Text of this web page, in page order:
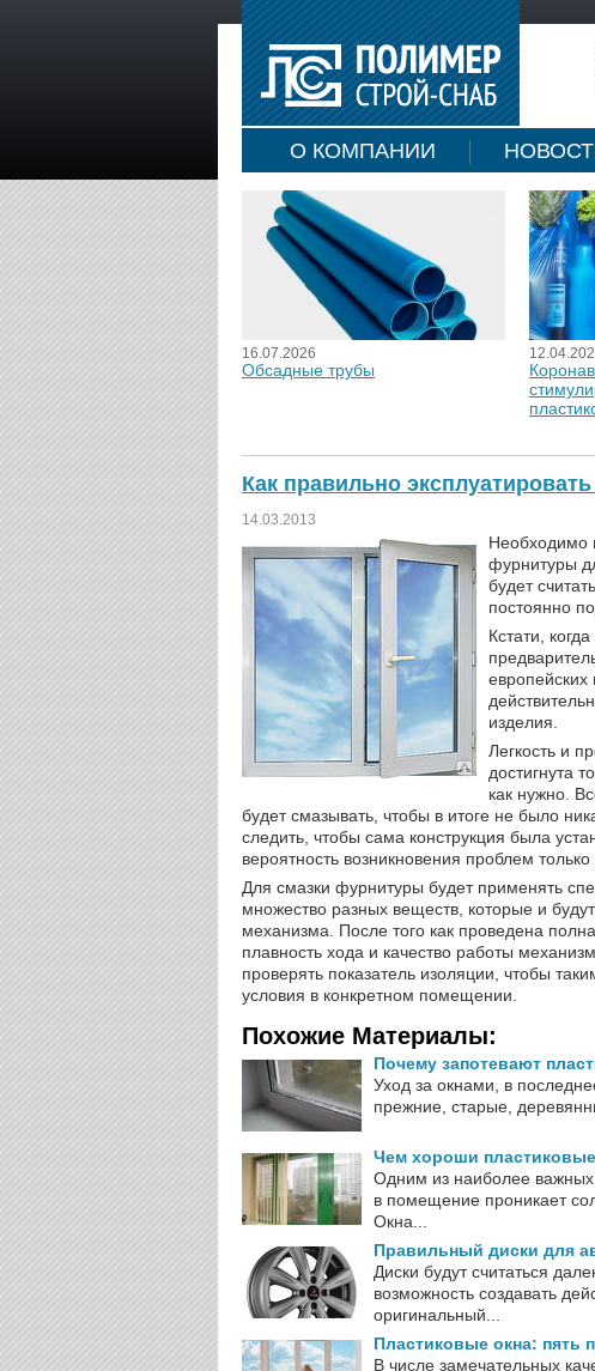
О КОМПАНИИ
16.07.2026
Обсадные трубы
Как правильно
14.03.2013
Необходимо
фурнитуры
будет
постоянно
Кстати,
европейских
изделия.
Легкость и
достигнута
как нужно.
будет смазывать, чтобы в итоге не было
следить, чтобы сама конструкция была
вероятность возникновения проблем
Для смазки фурнитуры будет применять
множество разных веществ, которые и
механизма. После того как проведена
плавность хода и качество работы
проверять показатель изоляции, чтобы
условия в конкретном помещении.
Похожие Материалы:
Почему запотевают
Уход за окнами, в
прежние, старые,
Чем хороши
Одним из наиболее важных
в помещение проникает
Окна...
Правильный диски для
Диски будут считаться
возможность создавать
оригинальный...
Пластиковые окна: пять
В числе замечательных